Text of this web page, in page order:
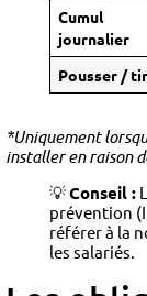
Cumul
journalier
Pousser /
*Uniquement
installer en raison
💡Conseil :
prévention
référer à la
les salariés.